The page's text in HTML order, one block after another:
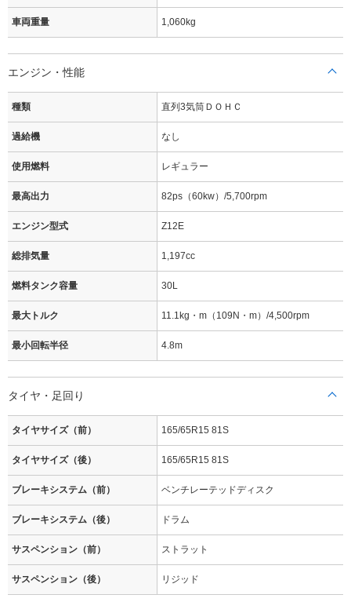
車両重量 1,060kg
エンジン・性能
種類 直列3気筒ＤＯＨＣ
過給機 なし
使用燃料 レギュラー
最高出力 82ps（60kw）/5,700rpm
エンジン型式 Z12E
総排気量 1,197cc
燃料タンク容量 30L
最大トルク 11.1kg・m（109N・m）/4,500rpm
最小回転半径 4.8m
タイヤ・足回り
タイヤサイズ（前） 165/65R15 81S
タイヤサイズ（後） 165/65R15 81S
ブレーキシステム（前） ベンチレーテッドディスク
ブレーキシステム（後） ドラム
サスペンション（前） ストラット
サスペンション（後） リジッド